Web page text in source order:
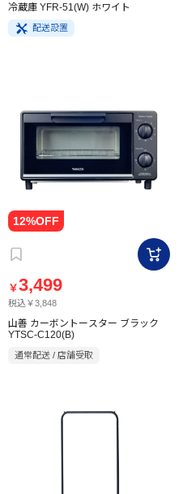
冷蔵庫 YFR-51(W) ホワイト
配送設置
￥3,499
税込￥3,848
山善 カーボントースター ブラック
YTSC-C120(B)
通常配送 / 店舗受取